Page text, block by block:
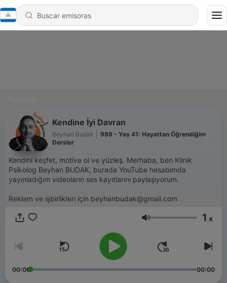
Kendine İyi Davran
Beyhan Budak
988 - Yaş 41: Hayattan Öğrendiğim
Dersler
Kendini keşfet, motive ol ve yüzleş. Merhaba, ben Klinik
Psikolog Beyhan BUDAK, burada YouTube hesabımda
yayınladığım videoların ses kayıtlarını paylaşıyorum.
Reklam ve işbirlikleri için beyhanbudak@gmail.com
Volumen 1 x
00:00 00:00